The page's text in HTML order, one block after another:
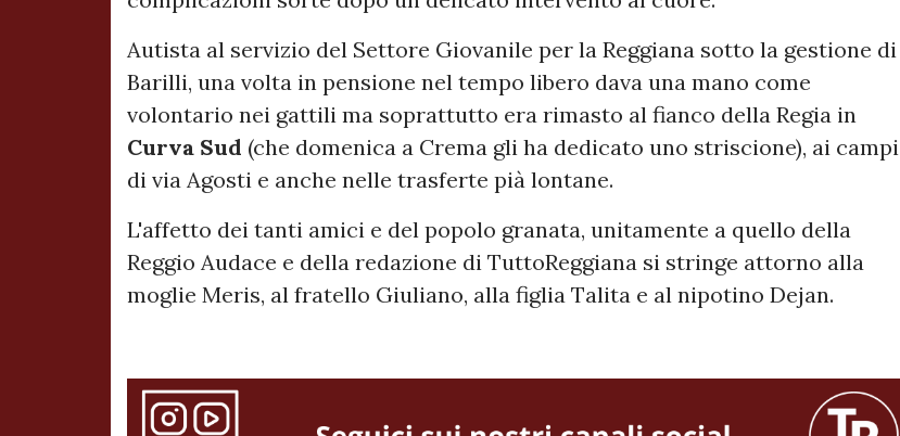
Autista al servizio del Settore Giovanile per la Reggiana sotto la gestione di
Barilli, una volta in pensione nel tempo libero dava una mano come
volontario nei gattili ma soprattutto era rimasto al fianco della Regia in
Curva Sud (che domenica a Crema gli ha dedicato uno striscione), ai campi
di via Agosti e anche nelle trasferte pià lontane.
L'affetto dei tanti amici e del popolo granata, unitamente a quello della
Reggio Audace e della redazione di TuttoReggiana si stringe attorno alla
moglie Meris, al fratello Giuliano, alla figlia Talita e al nipotino Dejan.